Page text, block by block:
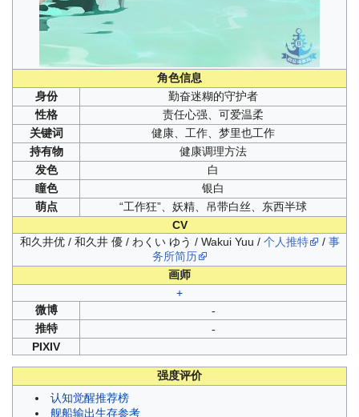
角色信息
身份
勤奋迷糊的守护者
性格
责任心强、可爱温柔
关键词
健康、工作、梦里也工作
持有物
健康调理方法
发色
白
瞳色
银白
萌点
“工作狂”、妖精、吊带白丝、东西半球
CV
和久井优 / 和久井 優 / わくい ゆう / Wakui Yuu / 个人推特 / 事
务所简历
画师
+
微博
-
推特
-
PIXIV
强度评价
认知觉醒推荐榜
舰船输出生存参考